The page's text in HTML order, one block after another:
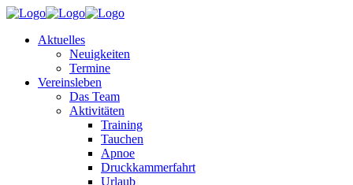
Aktuelles
Neuigkeiten
Termine
Vereinsleben
Das Team
Aktivitäten
Training
Tauchen
Apnoe
Druckkammerfahrt
Urlaub